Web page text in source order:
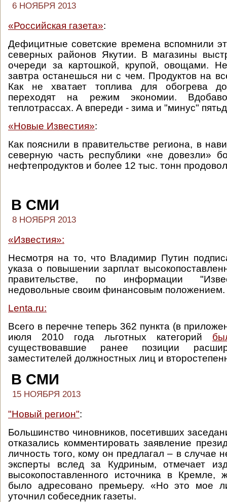
6 НОЯБРЯ 2013
«Российская газета»:
Дефицитные советские времена вспомнили
северных районов Якутии. В магазины
очереди за картошкой, крупой, овощами.
завтра останешься ни с чем. Продуктов на
Как не хватает топлива для обогрева
переходят на режим экономии.
теплотрассах. А впереди - зима и "минус"
«Новые Известия»:
Как пояснили в правительстве региона, в
северную часть республики «не довезли»
нефтепродуктов и более 12 тыс. тонн
В СМИ
8 НОЯБРЯ 2013
«Известия»:
Несмотря на то, что Владимир Путин
указа о повышении зарплат
правительстве, по информации
недовольные своим финансовым положением.
Lenta.ru:
Всего в перечне теперь 362 пункта (в
июля 2010 года льготных категорий
существовавшие ранее позиции
заместителей должностных лиц и
В СМИ
15 НОЯБРЯ 2013
"Новый регион":
Большинство чиновников, посетивших
отказались комментировать заявление
личность того, кому он предлагал – в случае
эксперты вслед за Кудриным, отмечает
высокопоставленного источника в Кремле,
было адресовано премьеру. «Но это мое
уточнил собеседник газеты.